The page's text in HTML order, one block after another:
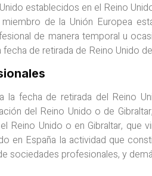
establecidos en el Reino
de la Unión Europea
de manera temporal u
de retirada de Reino Unido
la fecha de retirada del Reino
del Reino Unido o de
Reino Unido o en Gibraltar, que
en España la actividad que
sociedades profesionales, y